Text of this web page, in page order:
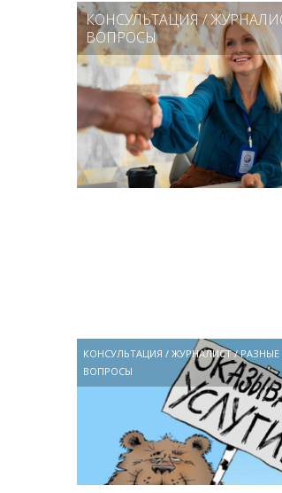
КОНСУЛЬТАЦИЯ/
ВОПРОСЫ
КОНСУЛЬТАЦИЯ / ЖУРНАЛИСТ/РАЗНЫЕ
ВОПРОСЫ